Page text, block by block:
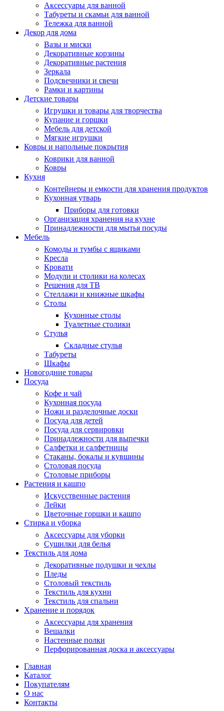
Аксессуары для ванной
Табуреты и скамьи для ванной
Тележка для ванной
Декор для дома
Вазы и миски
Декоративные корзины
Декоративные растения
Зеркала
Подсвечники и свечи
Рамки и картины
Детские товары
Игрушки и товары для творчества
Купание и горшки
Мебель для детской
Мягкие игрушки
Ковры и напольные покрытия
Коврики для ванной
Ковры
Кухня
Контейнеры и емкости для хранения продуктов
Кухонная утварь
Приборы для готовки
Организация хранения на кухне
Принадлежности для мытья посуды
Мебель
Комоды и тумбы с ящиками
Кресла
Кровати
Модули и столики на колесах
Решения для ТВ
Стеллажи и книжные шкафы
Столы
Кухонные столы
Туалетные столики
Стулья
Складные стулья
Табуреты
Шкафы
Новогодние товары
Посуда
Кофе и чай
Кухонная посуда
Ножи и разделочные доски
Посуда для детей
Посуда для сервировки
Принадлежности для выпечки
Салфетки и салфетницы
Стаканы, бокалы и кувшины
Столовая посуда
Столовые приборы
Растения и кашпо
Искусственные растения
Лейки
Цветочные горшки и кашпо
Стирка и уборка
Аксессуары для уборки
Сушилки для белья
Текстиль для дома
Декоративные подушки и чехлы
Пледы
Столовый текстиль
Текстиль для кухни
Текстиль для спальни
Хранение и порядок
Аксессуары для хранения
Вешалки
Настенные полки
Перфорированная доска и аксессуары
Главная
Каталог
Покупателям
О нас
Контакты